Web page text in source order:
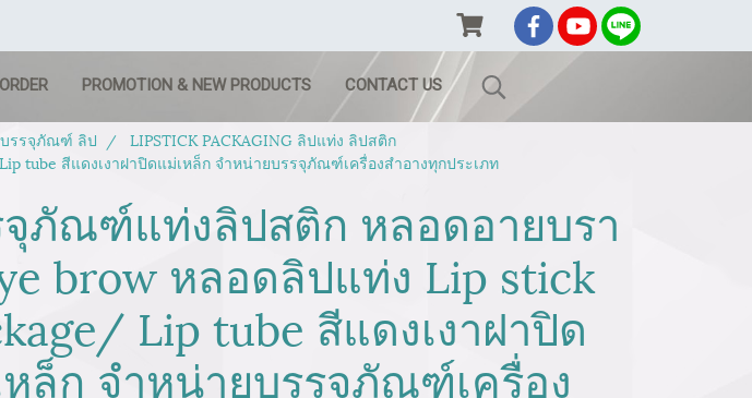
PROMOTION & NEW PRODUCTS CONTACT US
บรรจุภัณฑ์ ลิป
LIPSTICK PACKAGING ลิปแท่ง ลิปสติก
tube สีแดงเงาฝาปิดแม่เหล็ก จำหน่ายบรรจุภัณฑ์เครื่องสำอางทุกประเภท
ภัณฑ์แท่งลิปสติก หลอดอายบรา
brow หลอดลิปแท่ง Lip stick
Lip tube สีแดงเงาฝาปิด
ล็ก จำหน่ายบรรจุภัณฑ์เครื่อง